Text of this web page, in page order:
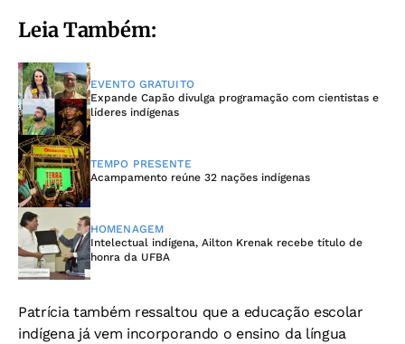
Leia Também:
EVENTO GRATUITO
Expande Capão divulga programação com cientistas e
líderes indígenas
TEMPO PRESENTE
Acampamento reúne 32 nações indígenas
HOMENAGEM
Intelectual indígena, Ailton Krenak recebe título de
honra da UFBA
Patrícia também ressaltou que a educação escolar
indígena já vem incorporando o ensino da língua